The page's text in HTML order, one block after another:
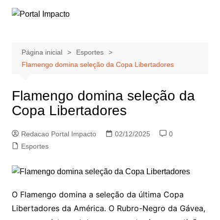
para
Página inicial
Esportes
Flamengo domina seleção da Copa Libertadores
Flamengo domina seleção da
Copa Libertadores
Redacao Portal Impacto 02/12/2025
0
Esportes
O Flamengo domina a seleção da última Copa
Libertadores da América. O Rubro-Negro da Gávea,